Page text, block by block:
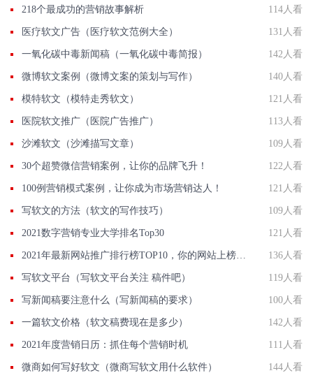
218个最成功的营销故事解析 114人看
医疗软文广告（医疗软文范例大全） 131人看
一氧化碳中毒新闻稿（一氧化碳中毒简报） 142人看
微博软文案例（微博文案的策划与写作） 140人看
模特软文（模特走秀软文） 121人看
医院软文推广（医院广告推广） 113人看
沙滩软文（沙滩描写文章） 109人看
30个超赞微信营销案例，让你的品牌飞升！ 122人看
100例营销模式案例，让你成为市场营销达人！ 121人看
写软文的方法（软文的写作技巧） 109人看
2021数字营销专业大学排名Top30 121人看
136人看
写软文平台（写软文平台关注 稿件吧） 119人看
写新闻稿要注意什么（写新闻稿的要求） 100人看
一篇软文价格（软文稿费现在是多少） 142人看
2021年度营销日历：抓住每个营销时机 111人看
微商如何写好软文（微商写软文用什么软件） 144人看